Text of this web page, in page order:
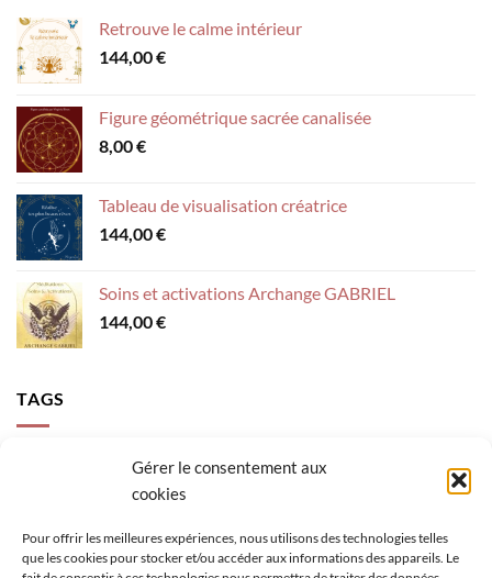
Gérer le consentement aux
cookies
Pour offrir les meilleures expériences, nous utilisons des technologies telles
que les cookies pour stocker et/ou accéder aux informations des appareils. Le
Retrouve le calme intérieur
144,00€
Figure géométrique sacrée canalisée
8,00€
Tableau de visualisation créatrice
144,00€
Soins et activations Archange GABRIEL
144,00€
TAGS
accompagnement activer sa lumière
Archange Gabriel
canalisation
création
figure géométrique sacrée loi de l'attraction
mental
méditation enfant
méditation guidée oracle pensées